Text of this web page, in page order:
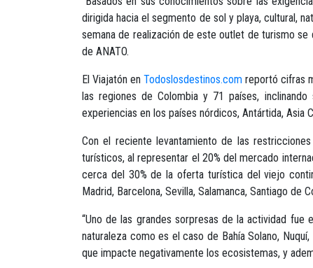
dirigida hacia el segmento de sol y playa, cultural,
semana de realización de este outlet de turismo
de ANATO.
El Viajatón enTodoslosdestinos.com reportó cifras
las regiones de Colombia y 71 países, inclinando
experiencias en los países nórdicos, Antártida, Asia
Con el reciente levantamiento de las
turísticos, al representar el 20% del mercado
cerca del 30% de la oferta turística del viejo
Madrid, Barcelona, Sevilla, Salamanca, Santiago de
“Uno de las grandes sorpresas de la actividad
naturaleza como es el caso de Bahía Solano,
que impacte negativamente los ecosistemas, y